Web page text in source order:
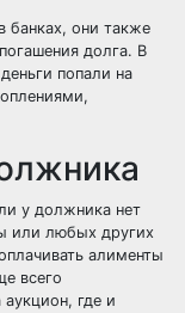
банках, они также
долга. В
попали на
у должника нет
или любых других
алименты
всего
где и